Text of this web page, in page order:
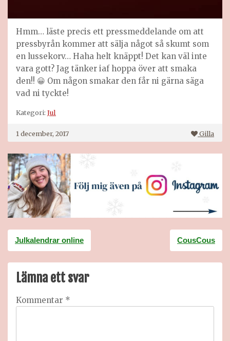
Hmm… läste precis ett pressmeddelande om att
pressbyrån kommer att sälja något så skumt som
en lussekorv… Haha helt knäppt! Det kan väl inte
vara gott? Jag tänker iaf hoppa över att smaka
den!! 😀 Om någon smakar den får ni gärna säga
vad ni tyckte!
Kategori: Jul
1 december, 2017 Gilla
Inläggsnavigering
Julkalendrar online CousCous
Lämna ett svar
Kommentar *